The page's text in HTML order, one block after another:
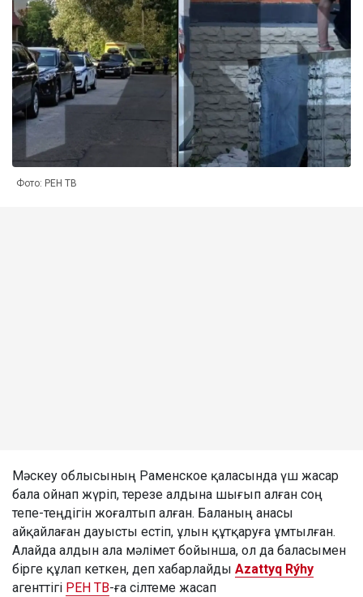
Фото: РЕН ТВ
Мәскеу облысының Раменское қаласында үш жасар
бала ойнап жүріп, терезе алдына шығып алған соң
тепе-теңдігін жоғалтып алған. Баланың анасы
айқайлаған дауысты естіп, ұлын құтқаруға ұмтылған.
Алайда алдын ала мәлімет бойынша, ол да баласымен
бірге құлап кеткен, деп хабарлайды Azattyq Rýhy
агенттігі РЕН ТВ-ға сілтеме жасап